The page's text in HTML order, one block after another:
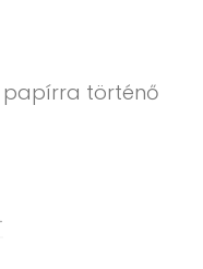
papírra történő